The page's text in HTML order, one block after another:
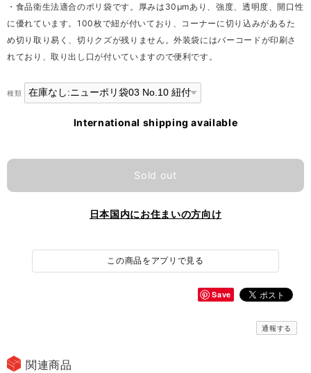
・食品衛生法適合のポリ袋です。厚みは30μmあり、強度、透明度、開口性
に優れています。100枚で紐が付いており、コーナーに切り込みがあるた
め切り取り易く、切りクズが残りません。外装袋にはバーコードが印刷さ
れており、取り出し口が付いていますので便利です。
種類
International shipping available
Sold out
日本国内にお住まいの方向け
この商品をアプリで見る
Save
通報する
関連商品